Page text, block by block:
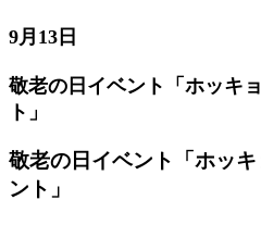
9月13日
敬老の日イベント「ホッキ
ト」
敬老の日イベント「ホッ
ント」